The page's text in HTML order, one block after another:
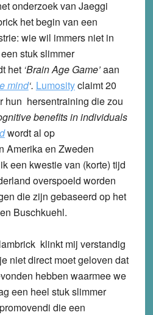
onderzoek van Jaeggi
het begin van een
wie wil immers niet in
stuk slimmer
het ‘Brain Age Game’aan
mind‘. Lumosityclaimt 20
hun hersentraining die zou
benefits in individuals
wordt al op
Amerika en Zweden
een kwestie van (korte) tijd
overspoeld worden
die zijn gebaseerd op het
Buschkuehl.
klinkt mij verstandig
niet direct moet geloven dat
hebben waarmee we
een heel stuk slimmer
die een